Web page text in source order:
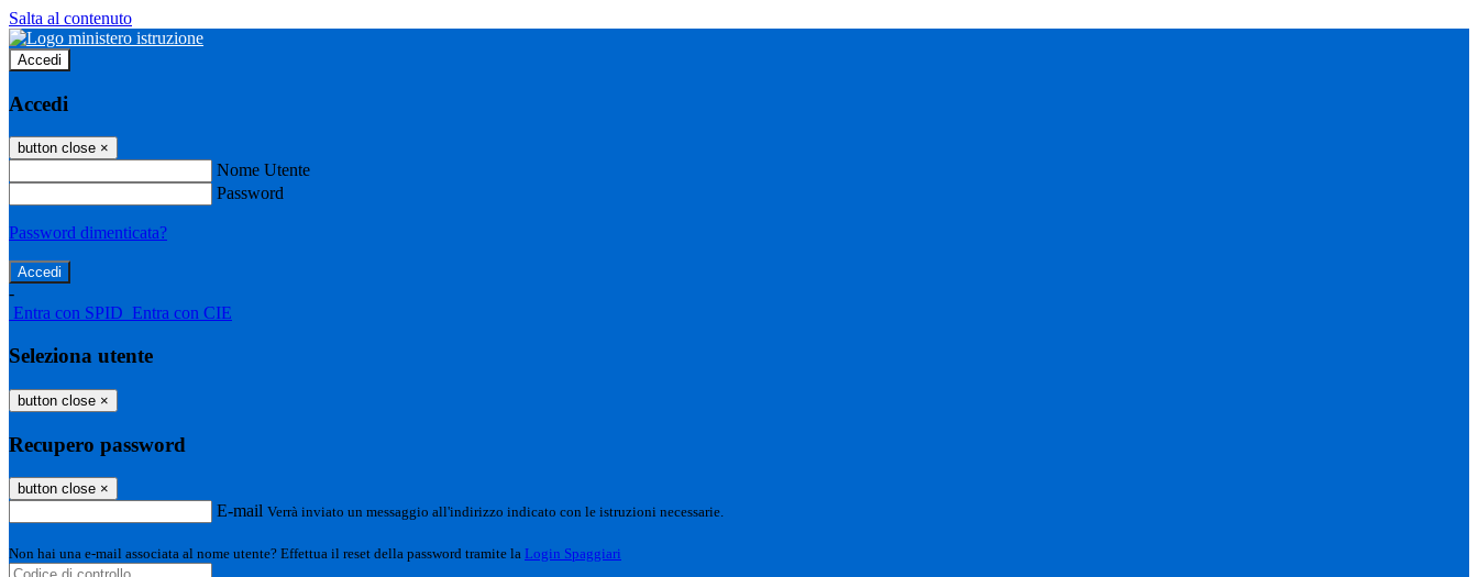
Salta al contenuto
Accedi
Accedi
button close ×
Nome Utente
Password
Password dimenticata?
-
Entra con SPID Entra con CIE
Seleziona utente
button close ×
Recupero password
button close ×
E-mail Verrà inviato un messaggio all'indirizzo indicato con le istruzioni necessarie.
Non hai una e-mail associata al nome utente? Effettua il reset della password tramite la Login Spaggiari